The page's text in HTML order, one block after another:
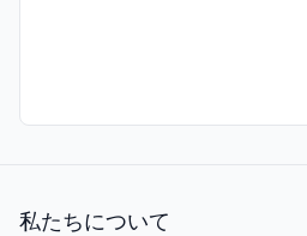
私たちについて